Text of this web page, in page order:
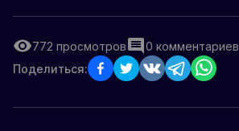
772 просмотров 0 комментариев
Поделиться: